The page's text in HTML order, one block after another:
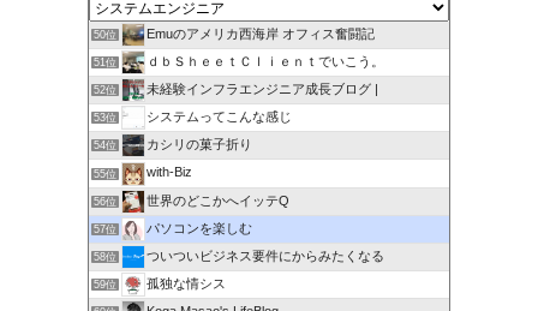
50位 Emuのアメリカ西海岸 オフィス奮闘記
51位 ｄｂＳｈｅｅｔＣｌｉｅｎｔでいこう。
52位 未経験インフラエンジニア成長ブログ |
53位 システムってこんな感じ
54位 カシリの菓子折り
55位 with-Biz
56位 世界のどこかへイッテQ
57位 パソコンを楽しむ
58位 ついついビジネス要件にからみたくなる
59位 孤独な情シス